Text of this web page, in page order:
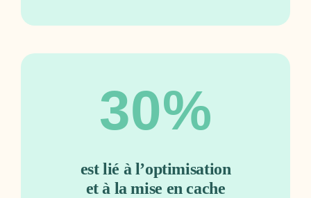
30%
est lié à l’optimisation
et à la mise en cache